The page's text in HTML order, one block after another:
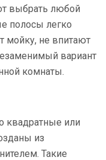
выбрать любой
полосы легко
мойку, не впитают
вариант
комнаты.
квадратные или
из
Такие